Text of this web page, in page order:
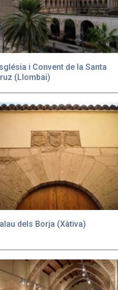
i Convent de la Santa
(Llombai)
dels Borja (Xàtiva)